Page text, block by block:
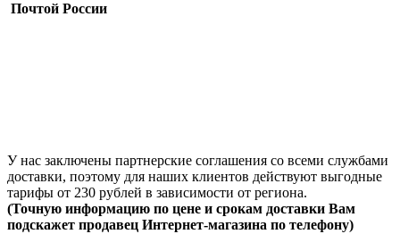
Почтой России
У нас заключены партнерские соглашения со всеми службами
доставки, поэтому для наших клиентов действуют выгодные
тарифы от 230 рублей в зависимости от региона.
(Точную информацию по цене и срокам доставки Вам
подскажет продавец Интернет-магазина по телефону)